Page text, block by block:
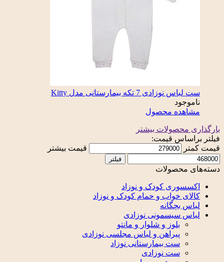
ست لباس نوزادی 7 تکه بیمارستانی مدل Kitty
ناموجود
مشاهده محصول
بارگذاری محصولات بیشتر
فیلتر براساس قیمت:
قیمت کمتر
قیمت بیشتر
فیلتر
دسته‌های محصولات
اکسسوری کودک و نوزاد
کالای خواب و حمام کودک و نوزاد
لباس بچگانه
لباس سیسمونی نوزادی
بلوز و شلوار و مانتو
پیراهن و لباس مجلسی نوزادی
ست بیمارستانی نوزاد
ست نوزادی